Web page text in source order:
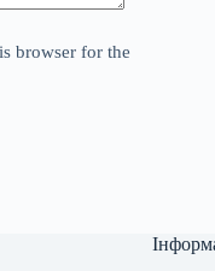
browser for the